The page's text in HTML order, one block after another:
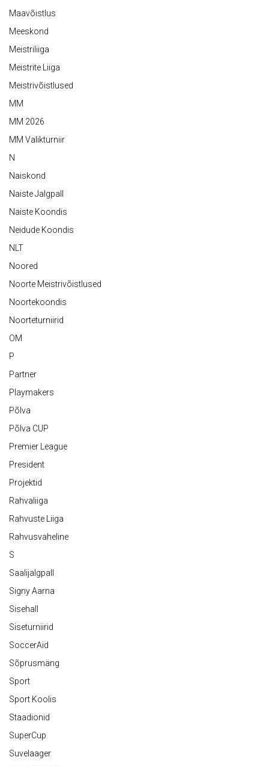
Maavõistlus
Meeskond
Meistriliiga
Meistrite Liiga
Meistrivõistlused
MM
MM 2026
MM Valikturniir
N
Naiskond
Naiste Jalgpall
Naiste Koondis
Neidude Koondis
NLT
Noored
Noorte Meistrivõistlused
Noortekoondis
Noorteturniirid
OM
P
Partner
Playmakers
Põlva
Põlva CUP
Premier League
President
Projektid
Rahvaliiga
Rahvuste Liiga
Rahvusvaheline
S
Saalijalgpall
Signy Aarna
Sisehall
Siseturniirid
SoccerAid
Sõprusmäng
Sport
Sport Koolis
Staadionid
SuperCup
Suvelaager